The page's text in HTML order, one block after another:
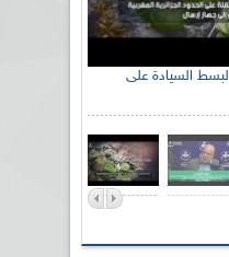
الإذاعة الجزائرية تحي الذكرى 59 لبسط السيادة على